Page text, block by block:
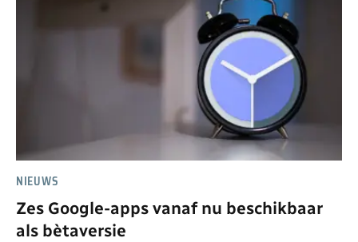
NIEUWS
Zes Google-apps vanaf nu beschikbaar
als bètaversie